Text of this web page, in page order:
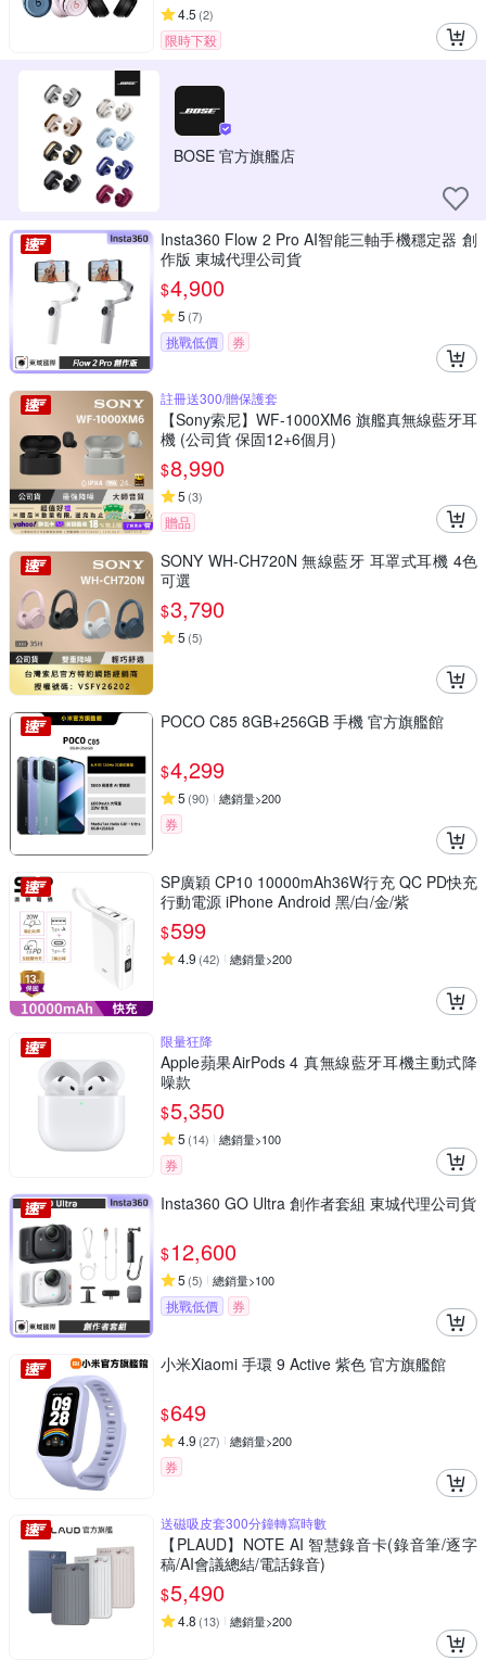
4.5 (2)
限時下殺
BOSE 官方旗艦店
Insta360 Flow 2 Pro AI智能三軸手機穩定器 創
作版 東城代理公司貨
$4,900
5 (7)
挑戰低價 券
註冊送300/贈保護套
【Sony索尼】WF-1000XM6 旗艦真無線藍牙耳
機 (公司貨 保固12+6個月)
$8,990
5 (3)
贈品
SONY WH-CH720N 無線藍牙 耳罩式耳機 4色
可選
$3,790
5 (5)
POCO C85 8GB+256GB 手機 官方旗艦館
$4,299
5 (90) 總銷量>200
券
SP廣穎 CP10 10000mAh36W行充 QC PD快充
行動電源 iPhone Android 黑/白/金/紫
$599
4.9 (42) 總銷量>200
限量狂降
Apple蘋果AirPods 4 真無線藍牙耳機主動式降
噪款
$5,350
5 (14) 總銷量>100
券
Insta360 GO Ultra 創作者套組 東城代理公司貨
$12,600
5 (5) 總銷量>100
挑戰低價 券
小米Xiaomi 手環 9 Active 紫色 官方旗艦館
$649
4.9 (27) 總銷量>200
券
送磁吸皮套300分鐘轉寫時數
【PLAUD】NOTE AI 智慧錄音卡(錄音筆/逐字
稿/AI會議總結/電話錄音)
$5,490
4.8 (13) 總銷量>200